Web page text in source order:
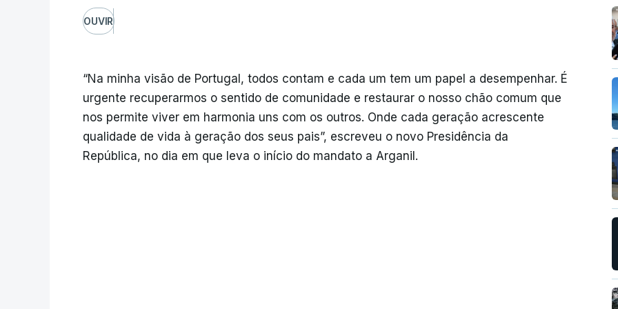
OUVIR
“Na minha visão de Portugal, todos contam e cada um tem um papel a desempenhar. É
urgente recuperarmos o sentido de comunidade e restaurar o nosso chão comum que
nos permite viver em harmonia uns com os outros. Onde cada geração acrescente
qualidade de vida à geração dos seus pais”, escreveu o novo Presidência da
República, no dia em que leva o início do mandato a Arganil.